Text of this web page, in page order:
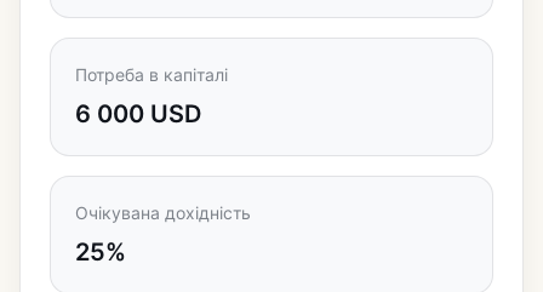
Потреба в капіталі
6 000 USD
Очікувана дохідність
25%